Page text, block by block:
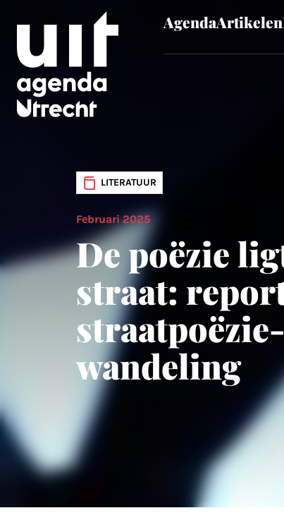
Skip to main content AgendaArtikelen
LITERATUUR
Februari 2025
De poëzie
straat:
straatpoëzie-
wandeling